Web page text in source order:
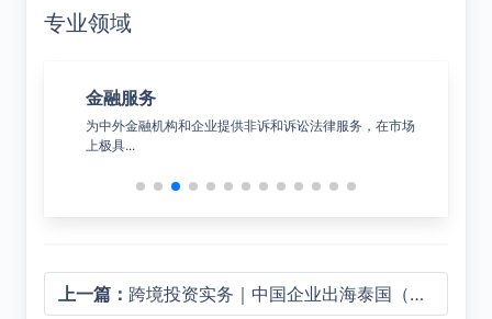
专业领域
金融服务
为中外金融机构和企业提供非诉和诉讼法律服务，在市场
上极具...
上一篇： 跨境投资实务｜中国企业出海泰国（二）——投资落地：泰国有限公司设立全流程指南